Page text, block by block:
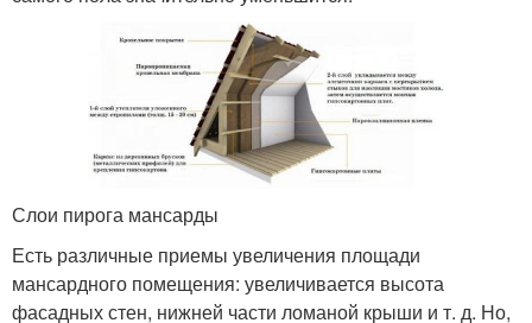
Слои пирога мансарды
Есть различные приемы увеличения площади
мансардного помещения: увеличивается высота
фасадных стен, нижней части ломаной крыши и т. д. Но,